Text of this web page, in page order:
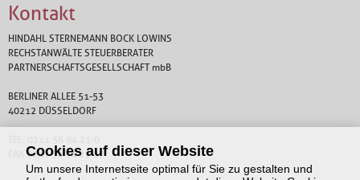
Kontakt
HINDAHL STERNEMANN BOCK LOWINS
RECHSTANWÄLTE STEUERBERATER
PARTNERSCHAFTSGESELLSCHAFT mbB
BERLINER ALLEE 51-53
40212 DÜSSELDORF
FAX 0211 56 94 21-17
Cookies auf dieser Website
Um unsere Internetseite optimal für Sie zu gestalten und